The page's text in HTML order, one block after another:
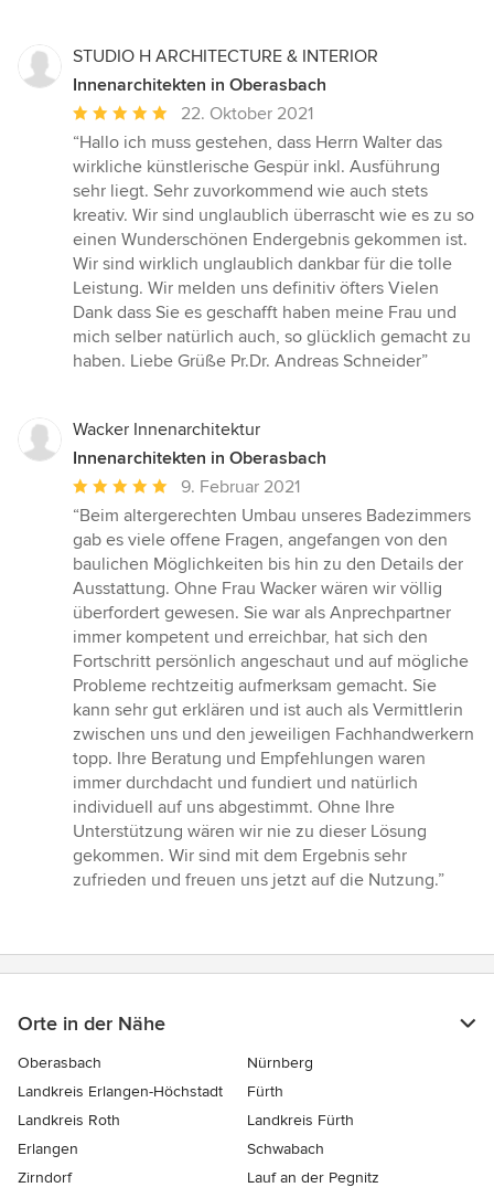
STUDIO H ARCHITECTURE & INTERIOR
Innenarchitekten in Oberasbach
Durchschnittliche
Bewertung:
5
von
5
Sternen
22. Oktober 2021
“Hallo ich muss gestehen, dass Herrn Walter das
wirkliche künstlerische Gespür inkl. Ausführung
sehr liegt. Sehr zuvorkommend wie auch stets
kreativ. Wir sind unglaublich überrascht wie es zu so
einen Wunderschönen Endergebnis gekommen ist.
Wir sind wirklich unglaublich dankbar für die tolle
Leistung. Wir melden uns definitiv öfters Vielen
Dank dass Sie es geschafft haben meine Frau und
mich selber natürlich auch, so glücklich gemacht zu
haben. Liebe Grüße Pr.Dr. Andreas Schneider”
Wacker Innenarchitektur
Innenarchitekten in Oberasbach
Durchschnittliche
Bewertung:
5
von
5
Sternen
9. Februar 2021
“Beim altergerechten Umbau unseres Badezimmers
gab es viele offene Fragen, angefangen von den
baulichen Möglichkeiten bis hin zu den Details der
Ausstattung. Ohne Frau Wacker wären wir völlig
überfordert gewesen. Sie war als Anprechpartner
immer kompetent und erreichbar, hat sich den
Fortschritt persönlich angeschaut und auf mögliche
Probleme rechtzeitig aufmerksam gemacht. Sie
kann sehr gut erklären und ist auch als Vermittlerin
zwischen uns und den jeweiligen Fachhandwerkern
topp. Ihre Beratung und Empfehlungen waren
immer durchdacht und fundiert und natürlich
individuell auf uns abgestimmt. Ohne Ihre
Unterstützung wären wir nie zu dieser Lösung
gekommen. Wir sind mit dem Ergebnis sehr
zufrieden und freuen uns jetzt auf die Nutzung.”
Orte in der Nähe
Oberasbach
Nürnberg
Landkreis Erlangen-Höchstadt
Fürth
Landkreis Roth
Landkreis Fürth
Erlangen
Schwabach
Zirndorf
Lauf an der Pegnitz